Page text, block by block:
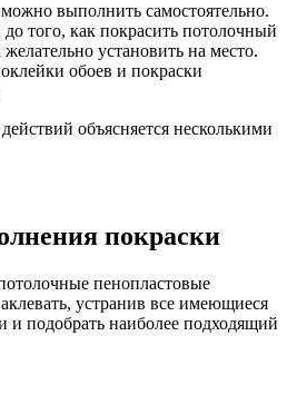
выполнить самостоятельно.
того, как покрасить потолочный
установить на место.
обоев и покраски
объясняется несколькими
покраски
пенопластовые
устранив все имеющиеся
и подобрать наиболее подходящий